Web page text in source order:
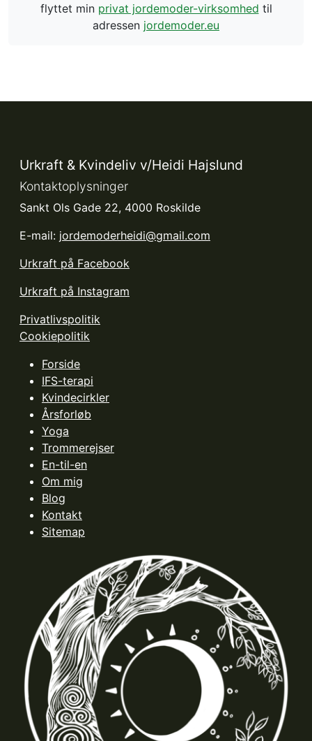
flyttet min privat jordemoder-virksomhed til
adressen jordemoder.eu
Urkraft & Kvindeliv v/Heidi Hajslund
Kontaktoplysninger
Sankt Ols Gade 22, 4000 Roskilde
E-mail: jordemoderheidi@gmail.com
Urkraft på Facebook
Urkraft på Instagram
Privatlivspolitik
Cookiepolitik
Forside
IFS-terapi
Kvindecirkler
Årsforløb
Yoga
Trommerejser
En-til-en
Om mig
Blog
Kontakt
Sitemap